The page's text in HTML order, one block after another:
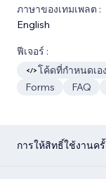
ภาษาของเทมเพลต :
English
ฟีเจอร์ :
โค้ดที่กำหนดเอง
Forms
FAQ
การให้สิทธิ์ใช้งานครั้